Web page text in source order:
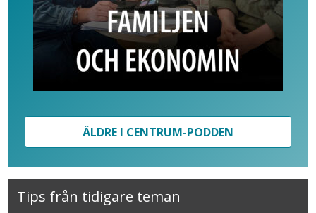
ÄLDRE I CENTRUM-PODDEN
Tips från tidigare teman